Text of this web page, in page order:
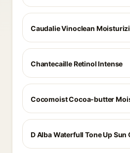
Caudalie Vinoclean
Chantecaille Retinol Intense
Cocomoist Cocoa-butter
D Alba Waterfull Tone Up Sun